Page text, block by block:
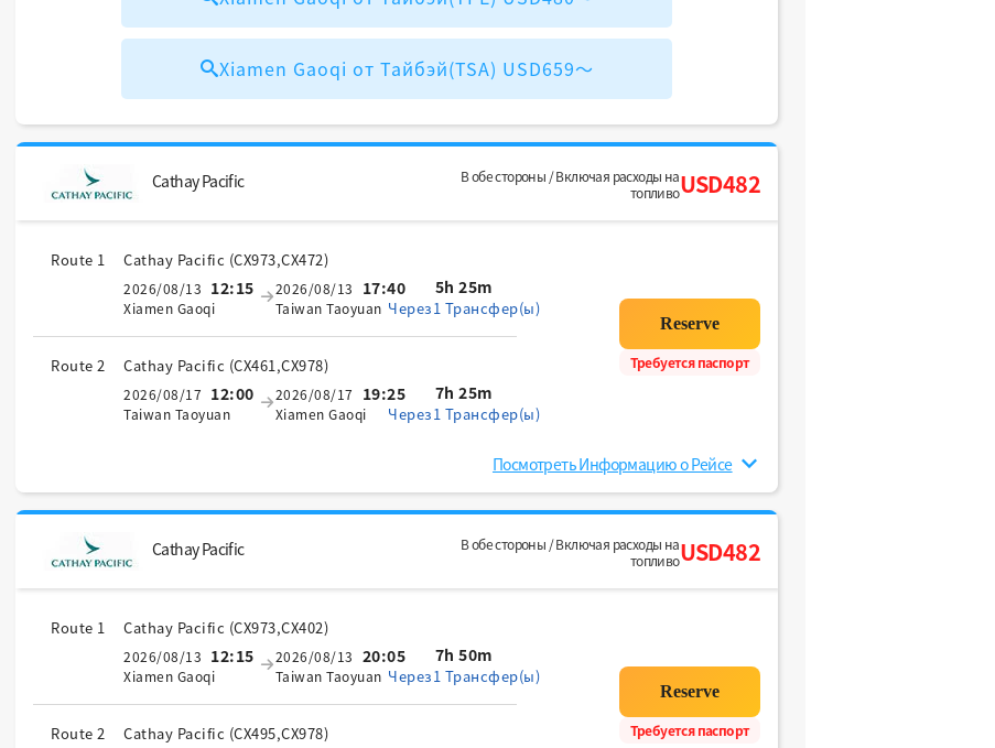
Xiamen Gaoqi от Тайбэй(TSA) USD659～
Cathay Pacific
В обе стороны / Включая расходы на
топливоUSD482
Route 1 Cathay Pacific (CX973,CX472)
2026/08/13 12:15
Xiamen Gaoqi
2026/08/13 17:40
Taiwan Taoyuan
5h 25m
Через1 Трансфер(ы)
Route 2 Cathay Pacific (CX461,CX978)
2026/08/17 12:00
Taiwan Taoyuan
2026/08/17 19:25
Xiamen Gaoqi
7h 25m
Через1 Трансфер(ы)
Требуется паспорт
Посмотреть Информацию о Рейсе
Cathay Pacific
В обе стороны / Включая расходы на
топливоUSD482
Route 1 Cathay Pacific (CX973,CX402)
2026/08/13 12:15
Xiamen Gaoqi
2026/08/13 20:05
Taiwan Taoyuan
7h 50m
Через1 Трансфер(ы)
Route 2 Cathay Pacific (CX495,CX978) Требуется паспорт